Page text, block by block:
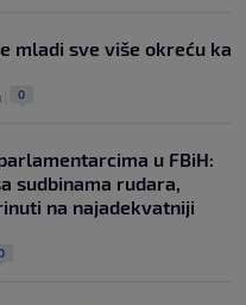
mladi sve više okreću ka
0
u FBiH:
sudbinama rudara,
na najadekvatniji